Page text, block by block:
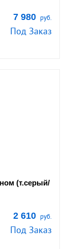
7 980 руб.
Под Заказ
(т.серый/
2 610 руб.
Под Заказ